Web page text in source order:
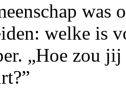
was
welke is
„Hoe zou